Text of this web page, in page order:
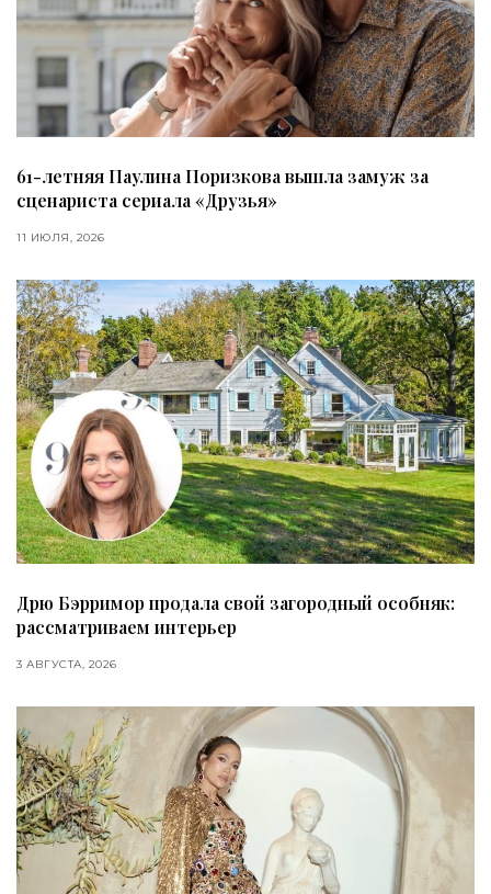
61-летняя Паулина Поризкова вышла замуж за
сценариста сериала «Друзья»
11 ИЮЛЯ, 2026
Дрю Бэрримор продала свой загородный особняк:
рассматриваем интерьер
3 АВГУСТА, 2026